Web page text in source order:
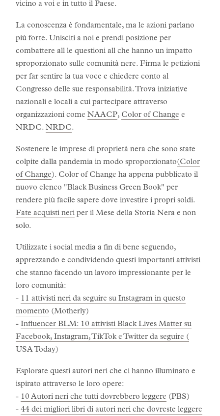
vicino a voi e in tutto il Paese.
La conoscenza è fondamentale, ma le azioni parlano
più forte. Unisciti a noi e prendi posizione per
combattere all le questioni all che hanno un impatto
sproporzionato sulle comunità nere. Firma le petizioni
per far sentire la tua voce e chiedere conto al
Congresso delle sue responsabilità. Trova iniziative
nazionali e locali a cui partecipare attraverso
organizzazioni come NAACP, Color of Change e
NRDC. NRDC.
Sostenere le imprese di proprietà nera che sono state
colpite dalla pandemia in modo sproporzionato(Color
of Change). Color of Change ha appena pubblicato il
nuovo elenco "Black Business Green Book" per
rendere più facile sapere dove investire i propri soldi.
Fate acquisti neri per il Mese della Storia Nera e non
solo.
Utilizzate i social media a fin di bene seguendo,
apprezzando e condividendo questi importanti attivisti
che stanno facendo un lavoro impressionante per le
loro comunità:
- 11 attivisti neri da seguire su Instagram in questo
momento (Motherly)
- Influencer BLM: 10 attivisti Black Lives Matter su
Facebook, Instagram, TikTok e Twitter da seguire (
USA Today)
Esplorate questi autori neri che ci hanno illuminato e
ispirato attraverso le loro opere:
- 10 Autori neri che tutti dovrebbero leggere (PBS)
- 44 dei migliori libri di autori neri che dovreste leggere